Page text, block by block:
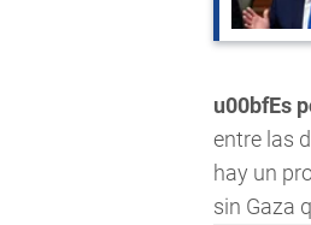
u00bfEs
entre las
hay un
sin Gaza